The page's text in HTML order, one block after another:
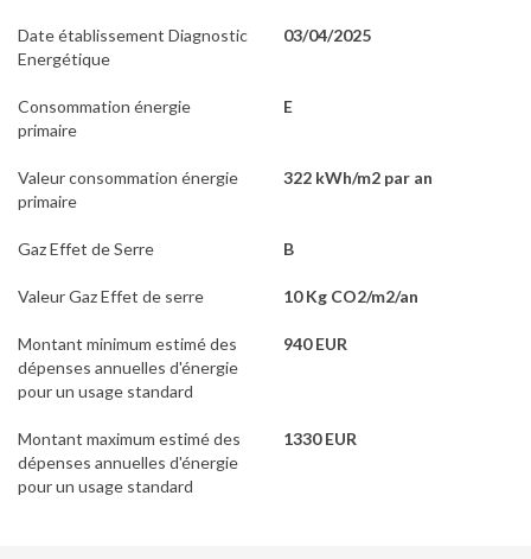
Date établissement Diagnostic
Energétique
03/04/2025
Consommation énergie
primaire
E
Valeur consommation énergie
primaire
322 kWh/m2 par an
Gaz Effet de Serre B
Valeur Gaz Effet de serre 10 Kg CO2/m2/an
Montant minimum estimé des
dépenses annuelles d'énergie
pour un usage standard
940 EUR
Montant maximum estimé des
dépenses annuelles d'énergie
pour un usage standard
1330 EUR